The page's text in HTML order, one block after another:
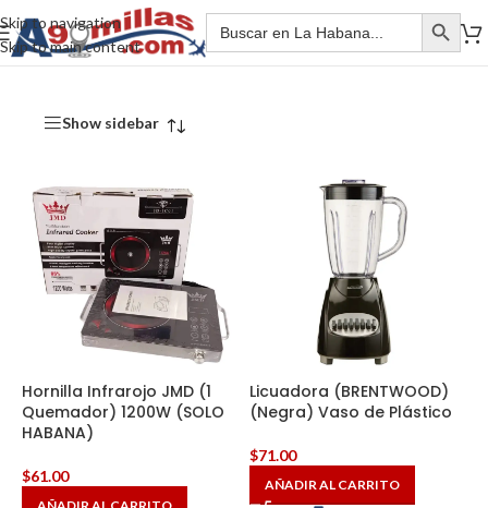
Skip to navigation
Skip to main content
Show sidebar
Hornilla Infrarojo JMD (1
Quemador) 1200W (SOLO
HABANA)
$61.00
Licuadora (BRENTWOOD)
(Negra) Vaso de Plástico
$71.00
AÑADIR AL CARRITO